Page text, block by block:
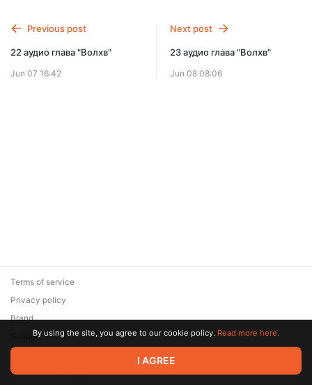
Previous post
22 аудио глава "Волхв"
Jun 07 16:42
Next post
23 аудио глава "Волхв"
Jun 08 08:06
© 2026 Zaya Solutions Limited. All rights reserved. All trademarks
are the property of their respective owners.
Terms of service
Privacy policy
Brand
SupportBy using the site, you agree to our cookie policy. Read more here.
I AGREE